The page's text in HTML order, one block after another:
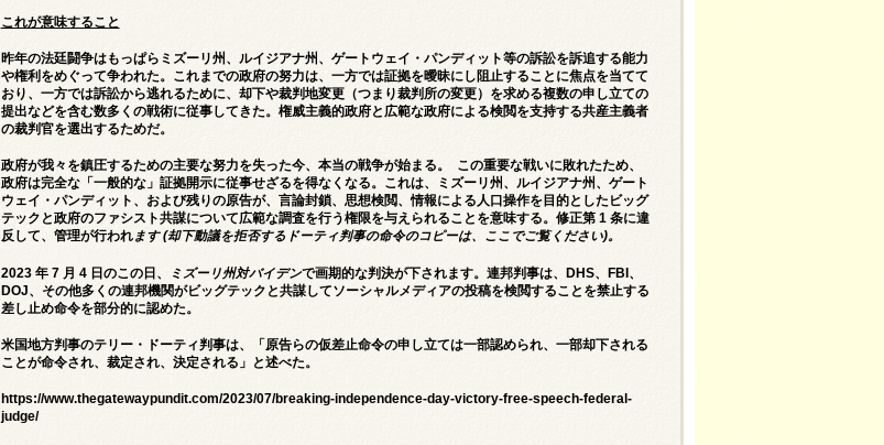
これが意味すること
昨年の法廷闘争はもっぱらミズーリ州、ルイジアナ州、ゲートウェイ・パンディット等の訴訟を訴追する能力
や権利をめぐって争われた。これまでの政府の努力は、一方では証拠を曖昧にし阻止することに焦点を当てて
おり、一方では訴訟から逃れるために、却下や裁判地変更（つまり裁判所の変更）を求める複数の申し立ての
提出などを含む数多くの戦術に従事してきた。権威主義的政府と広範な政府による検閲を支持する共産主義者
の裁判官を選出するためだ。
政府が我々を鎮圧するための主要な努力を失った今、本当の戦争が始まる。 この重要な戦いに敗れたため、
政府は完全な「一般的な」証拠開示に従事せざるを得なくなる。これは、ミズーリ州、ルイジアナ州、ゲート
ウェイ・パンディット、および残りの原告が、言論封鎖、思想検閲、情報による人口操作を目的としたビッグ
テックと政府のファシスト共謀について広範な調査を行う権限を与えられることを意味する。修正第 1 条に違
反して、管理が行われます (却下動議を拒否するドーティ判事の命令のコピーは、 ここでご覧ください)。
2023 年 7 月 4 日のこの日、 ミズーリ州対バイデンで画期的な判決が下されます。連邦判事は、DHS、FBI、
DOJ、その他多くの連邦機関がビッグテックと共謀してソーシャルメディアの投稿を検閲することを禁止する
差し止め命令を部分的に認めた。
米国地方判事のテリー・ドーティ判事は、「原告らの仮差止命令の申し立ては一部認められ、一部却下される
ことが命令され、裁定され、決定される」と述べた。
https://www.thegatewaypundit.com/2023/07/breaking-independence-day-victory-free-speech-federal-
judge/